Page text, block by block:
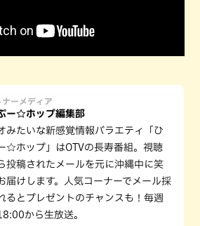
ナーメディア
ー☆ホップ編集部
みたいな新感覚情報バラエティ「ひ
☆ホップ」はOTVの長寿番組。視聴
投稿されたメールを元に沖縄中に笑
届けします。人気コーナーでメール採
るとプレゼントのチャンスも！毎週
から生放送。